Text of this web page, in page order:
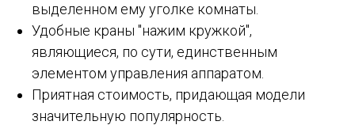
выделенном ему уголке комнаты.
Удобные краны "нажим кружкой",
являющиеся, по сути, единственным
элементом управления аппаратом.
Приятная стоимость, придающая модели
значительную популярность.